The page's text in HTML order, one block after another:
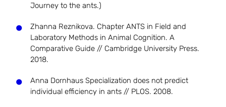
Journey to the ants.)
Zhanna Reznikova. Chapter ANTS in Field and
Laboratory Methods in Animal Cognition. A
Comparative Guide // Cambridge University Press.
2018.
Anna Dornhaus Specialization does not predict
individual efficiency in ants // PLOS. 2008.